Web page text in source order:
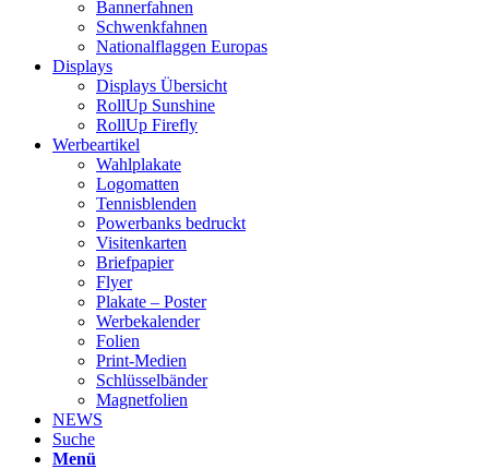
Bannerfahnen
Schwenkfahnen
Nationalflaggen Europas
Displays
Displays Übersicht
RollUp Sunshine
RollUp Firefly
Werbeartikel
Wahlplakate
Logomatten
Tennisblenden
Powerbanks bedruckt
Visitenkarten
Briefpapier
Flyer
Plakate – Poster
Werbekalender
Folien
Print-Medien
Schlüsselbänder
Magnetfolien
NEWS
Suche
Menü